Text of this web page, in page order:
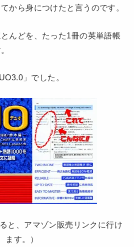
から身につけたと言うのです。
んどを、たった1冊の英単語帳
」でした。
と、アマゾン販売リンクに行け
ます。）